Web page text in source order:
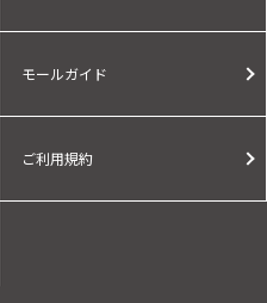
モールガイド
ご利用規約